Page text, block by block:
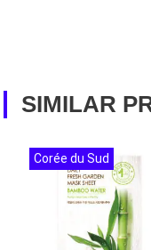
SIMILAR
Corée du Sud